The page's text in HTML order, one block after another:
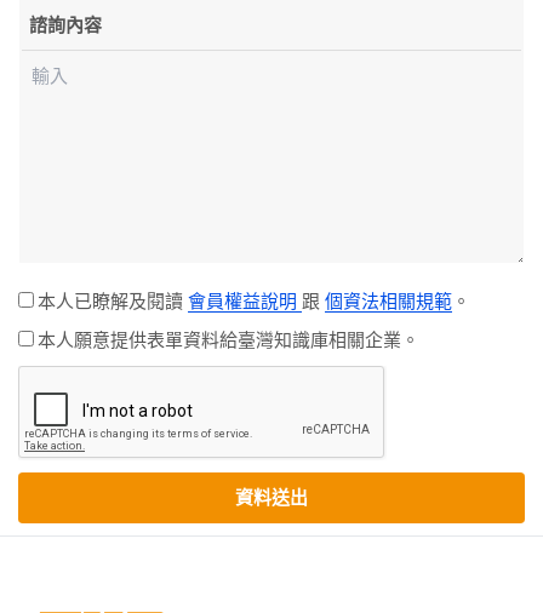
諮詢內容
本人已瞭解及閱讀 會員權益說明 跟 個資法相關規範 。
本人願意提供表單資料給臺灣知識庫相關企業。
資料送出